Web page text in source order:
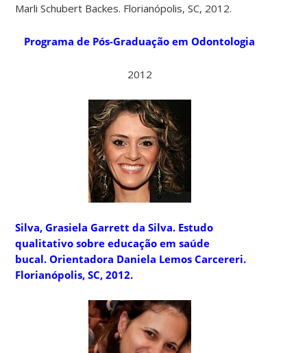
Marli Schubert Backes. Florianópolis, SC, 2012.
Programa de Pós-Graduação em Odontologia
2012
Silva, Grasiela Garrett da Silva. Estudo
qualitativo sobre educação em saúde
bucal. Orientadora Daniela Lemos Carcereri.
Florianópolis, SC, 2012.